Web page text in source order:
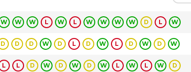
W W W L W L W W W W D L W
D D D W D L D W L D W D W
L L D W D W D W L W L W D